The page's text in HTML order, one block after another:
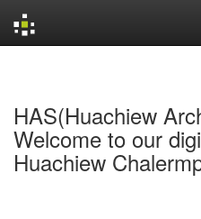
HAS(Huachiew
Welcome to our
Huachiew